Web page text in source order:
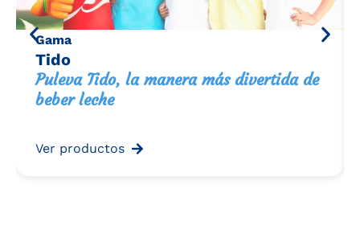
Gama
Tido
Puleva Tido, la manera más divertida de
beber leche
Ver productos